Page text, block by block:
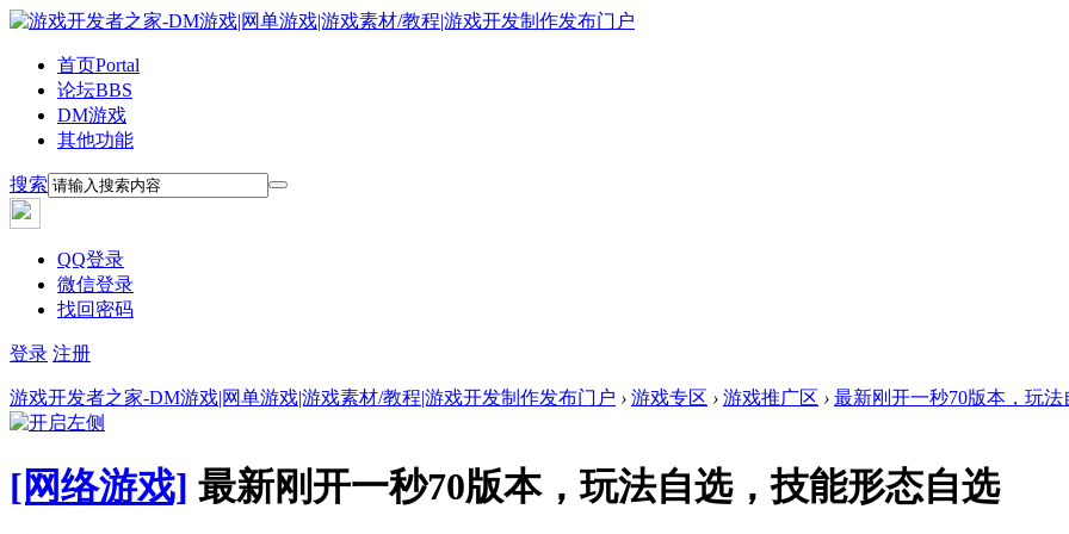
首页Portal
论坛BBS
DM游戏
其他功能
搜索
QQ登录
微信登录
找回密码
登录 注册
游戏开发者之家-DM游戏|网单游戏|游戏素材/教程|游戏开发制作发布门户 › 游戏专区 › 游戏推广区 › 最新刚开一秒70版本，玩
[网络游戏] 最新刚开一秒70版本，玩法自选，技能形态自选